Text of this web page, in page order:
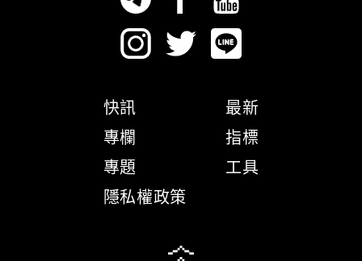
快訊
專欄
專題
隱私權政策
最新
指標
工具